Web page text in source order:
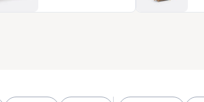
tuo stile di vita: organizzare i vestiti diventa